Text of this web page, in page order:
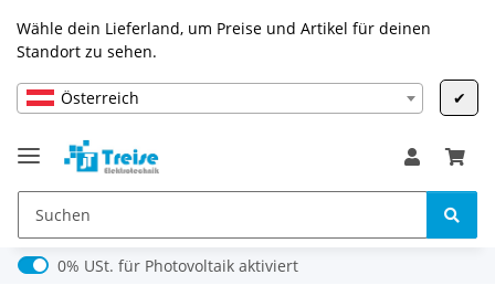
Wähle dein Lieferland, um Preise und Artikel für deinen
Standort zu sehen.
Österreich ✔
0% USt. für Photovoltaik (§ 12 Abs. 3 UStG)
0% USt. für Photovoltaik aktiviert